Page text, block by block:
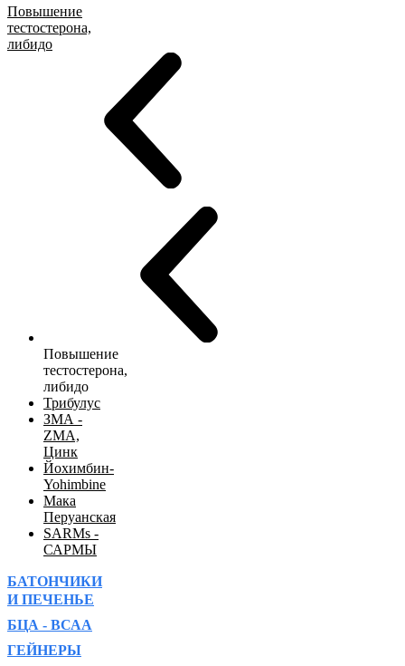
Повышение
тестостерона,
либидо
Повышение
тестостерона,
либидо
Трибулус
ЗМА -
ZMA,
Цинк
Йохимбин-
Yohimbine
Мака
Перуанская
SARMs -
САРМЫ
БАТОНЧИКИ
И ПЕЧЕНЬЕ
БЦА - ВСАА
ГЕЙНЕРЫ